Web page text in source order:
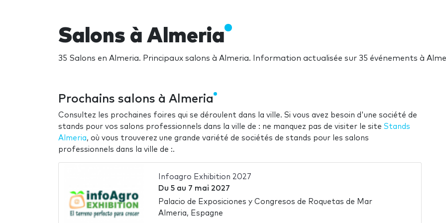
Salons à Almeria
35 Salons en Almeria. Principaux salons à Almeria. Information actualisée sur 35 événements à
Prochains salons à Almeria
Consultez les prochaines foires qui se déroulent dans la ville. Si vous avez besoin d'une société de
stands pour vos salons professionnels dans la ville de : ne manquez pas de visiter le site Stands
Almeria, où vous trouverez une grande variété de sociétés de stands pour les salons
professionnels dans la ville de :.
Infoagro Exhibition 2027
Du 5au 7 mai 2027
Palacio de Exposiciones y Congresos de Roquetas de Mar
Almeria, Espagne